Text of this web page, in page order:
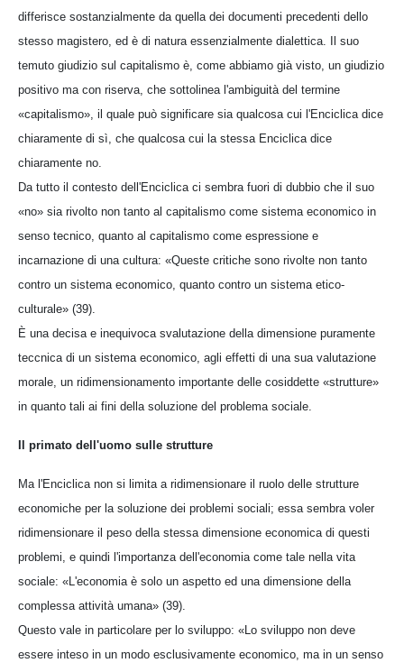
differisce sostanzialmente da quella dei documenti precedenti dello
stesso magistero, ed è di natura essenzialmente dialettica. Il suo
temuto giudizio sul capitalismo è, come abbiamo già visto, un giudizio
positivo ma con riserva, che sottolinea l'ambiguità del termine
«capitalismo», il quale può significare sia qualcosa cui l'Enciclica dice
chiaramente di sì, che qualcosa cui la stessa Enciclica dice
chiaramente no.
Da tutto il contesto dell'Enciclica ci sembra fuori di dubbio che il suo
«no» sia rivolto non tanto al capitalismo come sistema economico in
senso tecnico, quanto al capitalismo come espressione e
incarnazione di una cultura: «Queste critiche sono rivolte non tanto
contro un sistema economico, quanto contro un sistema etico-
culturale» (39).
È una decisa e inequivoca svalutazione della dimensione puramente
teccnica di un sistema economico, agli effetti di una sua valutazione
morale, un ridimensionamento importante delle cosiddette «strutture»
in quanto tali ai fini della soluzione del problema sociale.
Il primato dell'uomo sulle strutture
Ma l'Enciclica non si limita a ridimensionare il ruolo delle strutture
economiche per la soluzione dei problemi sociali; essa sembra voler
ridimensionare il peso della stessa dimensione economica di questi
problemi, e quindi l'importanza dell'economia come tale nella vita
sociale: «L'economia è solo un aspetto ed una dimensione della
complessa attività umana» (39).
Questo vale in particolare per lo sviluppo: «Lo sviluppo non deve
essere inteso in un modo esclusivamente economico, ma in un senso